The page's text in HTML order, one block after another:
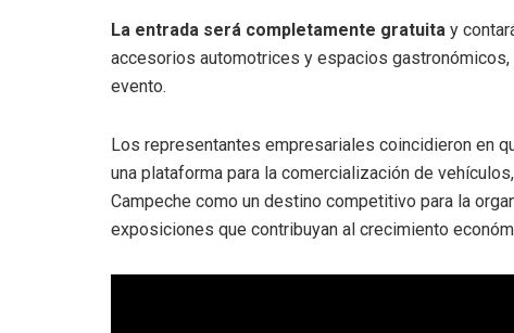
La entrada será completamente gratuita y
accesorios automotrices y espacios
evento.
Los representantes empresariales coincidieron en
una plataforma para la comercialización de
Campeche como un destino competitivo para la
exposiciones que contribuyan al crecimiento